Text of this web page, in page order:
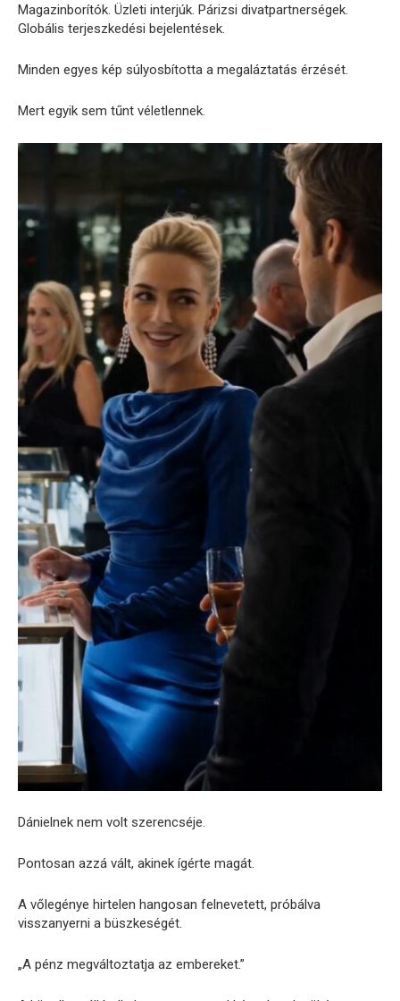
Magazinborítók. Üzleti interjúk. Párizsi divatpartnerségek.
Globális terjeszkedési bejelentések.
Minden egyes kép súlyosbította a megaláztatás érzését.
Mert egyik sem tűnt véletlennek.
Dánielnek nem volt szerencséje.
Pontosan azzá vált, akinek ígérte magát.
A vőlegénye hirtelen hangosan felnevetett, próbálva
visszanyerni a büszkeségét.
„A pénz megváltoztatja az embereket.”